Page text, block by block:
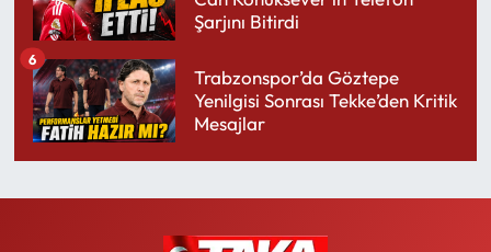
Şarjını Bitirdi
Trabzonspor’da Göztepe
Yenilgisi Sonrası Tekke’den Kritik
Mesajlar
6